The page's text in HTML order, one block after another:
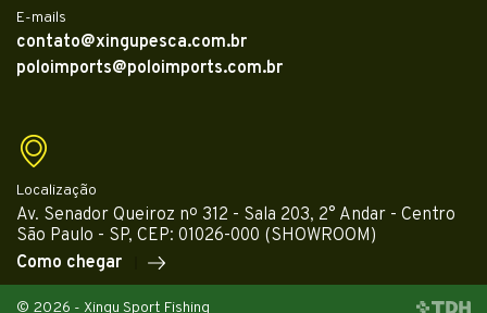
E-mails
contato@xingupesca.com.br
poloimports@poloimports.com.br
Localização
Av. Senador Queiroz nº 312 - Sala 203, 2° Andar - Centro
São Paulo - SP, CEP: 01026-000 (SHOWROOM)
Como chegar
© 2026 - Xingu Sport Fishing